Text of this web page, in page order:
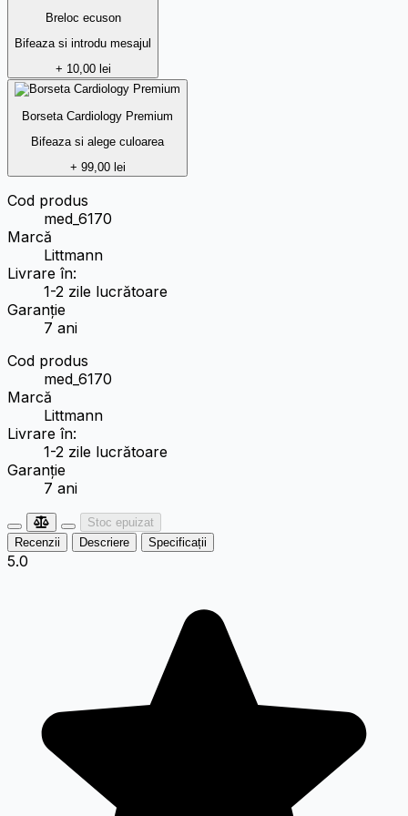
Breloc ecuson
Bifeaza si introdu mesajul
+ 10,00 lei
Borseta Cardiology Premium
Bifeaza si alege culoarea
+ 99,00 lei
Cod produs
med_6170
Marcă
Littmann
Livrare în:
1-2 zile lucrătoare
Garanție
7 ani
Cod produs
med_6170
Marcă
Littmann
Livrare în:
1-2 zile lucrătoare
Garanție
7 ani
Stoc epuizat
Recenzii
Descriere Specificații
5.0